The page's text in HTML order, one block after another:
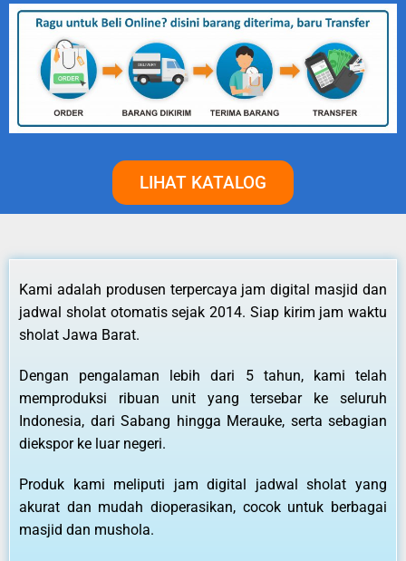
LIHAT KATALOG
Kami adalah produsen terpercaya jam digital masjid dan
jadwal sholat otomatis sejak 2014. Siap kirim jam waktu
sholat Jawa Barat.
Dengan pengalaman lebih dari 5 tahun, kami telah
memproduksi ribuan unit yang tersebar ke seluruh
Indonesia, dari Sabang hingga Merauke, serta sebagian
diekspor ke luar negeri.
Produk kami meliputi jam digital jadwal sholat yang
akurat dan mudah dioperasikan, cocok untuk berbagai
masjid dan mushola.